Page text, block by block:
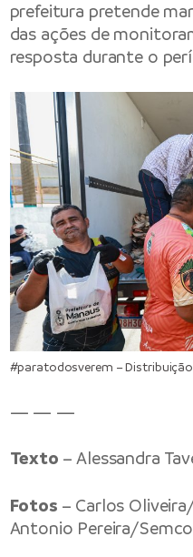
prefeitura pretende
das ações de
resposta durante o
#paratodosverem – Distribuição
— — —
Texto – Alessandra
Fotos – Carlos
Antonio Pereira/